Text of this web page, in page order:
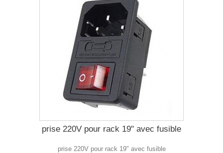
prise 220V pour rack 19" avec fusible
prise 220V pour rack 19" avec fusible